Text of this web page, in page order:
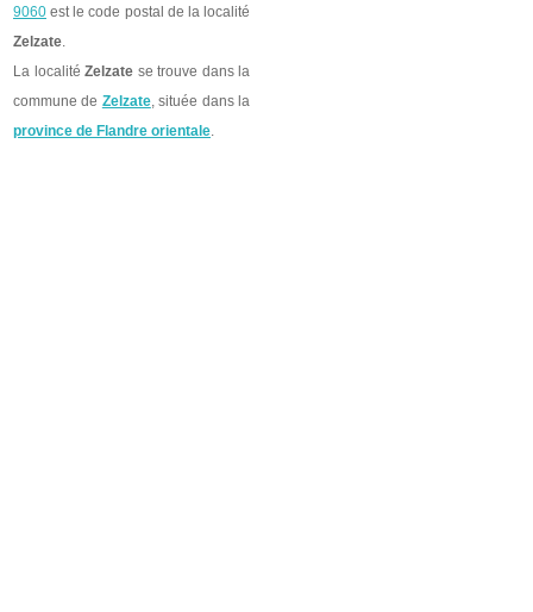
9060 est le code postal de la localité
Zelzate.
La localité Zelzate se trouve dans la
commune de Zelzate, située dans la
province de Flandre orientale.